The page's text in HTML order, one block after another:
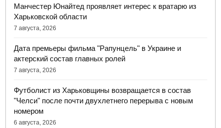
Манчестер Юнайтед проявляет интерес к вратарю из
Харьковской области
7 августа, 2026
Дата премьеры фильма "Рапунцель" в Украине и
актерский состав главных ролей
7 августа, 2026
Футболист из Харьковщины возвращается в состав
"Челси" после почти двухлетнего перерыва с новым
номером
6 августа, 2026